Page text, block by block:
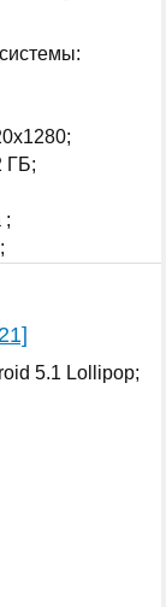
ГБ;
;
5.1 Lollipop;